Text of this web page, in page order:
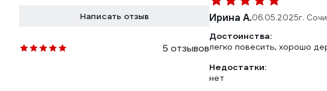
Написать отзыв
5 отзывов
Ирина А.06.05.2025г. Сочи
Достоинства:
легко повесить, хорошо
Недостатки:
нет